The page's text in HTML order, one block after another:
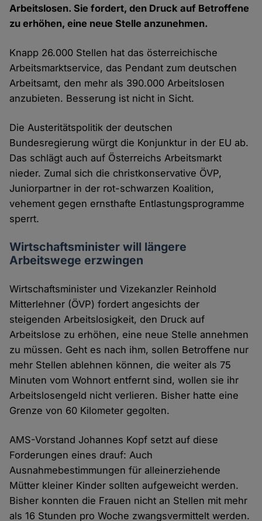
Arbeitslosen. Sie fordert, den Druck auf Betroffene
zu erhöhen, eine neue Stelle anzunehmen.
Knapp 26.000 Stellen hat das österreichische
Arbeitsmarktservice, das Pendant zum deutschen
Arbeitsamt, den mehr als 390.000 Arbeitslosen
anzubieten. Besserung ist nicht in Sicht.
Die Austeritätspolitik der deutschen
Bundesregierung würgt die Konjunktur in der EU ab.
Das schlägt auch auf Österreichs Arbeitsmarkt
nieder. Zumal sich die christkonservative ÖVP,
Juniorpartner in der rot-schwarzen Koalition,
vehement gegen ernsthafte Entlastungsprogramme
sperrt.
Wirtschaftsminister will längere
Arbeitswege erzwingen
Wirtschaftsminister und Vizekanzler Reinhold
Mitterlehner (ÖVP) fordert angesichts der
steigenden Arbeitslosigkeit, den Druck auf
Arbeitslose zu erhöhen, eine neue Stelle annehmen
zu müssen. Geht es nach ihm, sollen Betroffene nur
mehr Stellen ablehnen können, die weiter als 75
Minuten vom Wohnort entfernt sind, wollen sie ihr
Arbeitslosengeld nicht verlieren. Bisher hatte eine
Grenze von 60 Kilometer gegolten.
AMS-Vorstand Johannes Kopf setzt auf diese
Forderungen eines drauf: Auch
Ausnahmebestimmungen für alleinerziehende
Mütter kleiner Kinder sollten aufgeweicht werden.
Bisher konnten die Frauen nicht an Stellen mit mehr
als 16 Stunden pro Woche zwangsvermittelt werden.